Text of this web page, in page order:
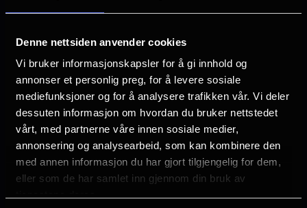
Denne nettsiden anvender cookies
Vi bruker informasjonskapsler for å gi innhold og
annonser et personlig preg, for å levere sosiale
mediefunksjoner og for å analysere trafikken vår. Vi deler
dessuten informasjon om hvordan du bruker nettstedet
vårt, med partnerne våre innen sosiale medier,
annonsering og analysearbeid, som kan kombinere den
med annen informasjon du har gjort tilgjengelig for dem,
eller som de har samlet inn gjennom din bruk av
Opera
Distributør
Uavhengig distribusjon
Mimì: Juliana Grigoryan
Musetta: Heidi Stober
Rodolfo: Freddie De Tommaso